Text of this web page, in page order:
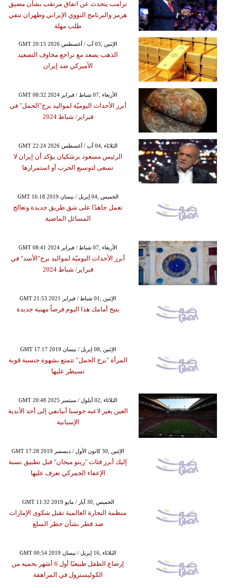
ترامب يتحدث عن اتفاق مرتقب بشأن مضيق
هرمز والبرنامج النووي الإيراني وطهران تنفي
طلب مهلة
GMT 20:15 2026 الإثنين ,03 آب / أغسطس
الذهب يصعد مع تراجع مخاوف التصعيد
الأميركي ضد إيران
GMT 08:32 2024 الأربعاء ,07 شباط / فبراير
أبرز الأحداث اليوميّة لمواليد برج"الحمل" في
فبراير/ شباط 2024
GMT 22:24 2026 الثلاثاء ,04 آب / أغسطس
الرئيس مسعود بزشكيان يؤكد أن إيران لا
تسعى لتوسيع الحرب أو استمرارها
GMT 16:18 2019 الخميس ,04 إبريل / نيسان
تعمل جاهدًا على شق طريق جديدة وتعالج
المسائل الماضية
GMT 08:41 2024 الأربعاء ,07 شباط / فبراير
أبرز الأحداث اليوميّة لمواليد برج"الأسد" في
فبراير/ شباط 2024
GMT 21:53 2021 الإثنين ,01 شباط / فبراير
يتيح أمامك هذا اليوم فرصاً مهنية جديدة
GMT 17:17 2019 الإثنين ,08 إبريل / نيسان
المرأة "برج الحمل" تتمتع بشهوة جنسية قوية
تسيطر عليها
GMT 20:48 2025 الثلاثاء ,02 أيلول / سبتمبر
العين يعير لاعبه جوسنا أبيانفي إلى أحد الأندية
الإسبانية
GMT 17:28 2019 الإثنين ,30 كانون الأول / ديسمبر
إليك أبرز فئات "رينو ميجان" قبل تطبيق نسبة
الإعفاء الجمركي تعرف عليها
GMT 11:32 2019 الخميس ,30 أيار / مايو
منظمة التجارة العالمية تقبل شكوى الإمارات
ضد قطر بشأن حظر السلع
GMT 00:54 2019 الثلاثاء ,16 إبريل / نيسان
إرضاع الطفل طبيعيًا أول 6 أشهر يحميه من
الكوليسترول في المراهقة